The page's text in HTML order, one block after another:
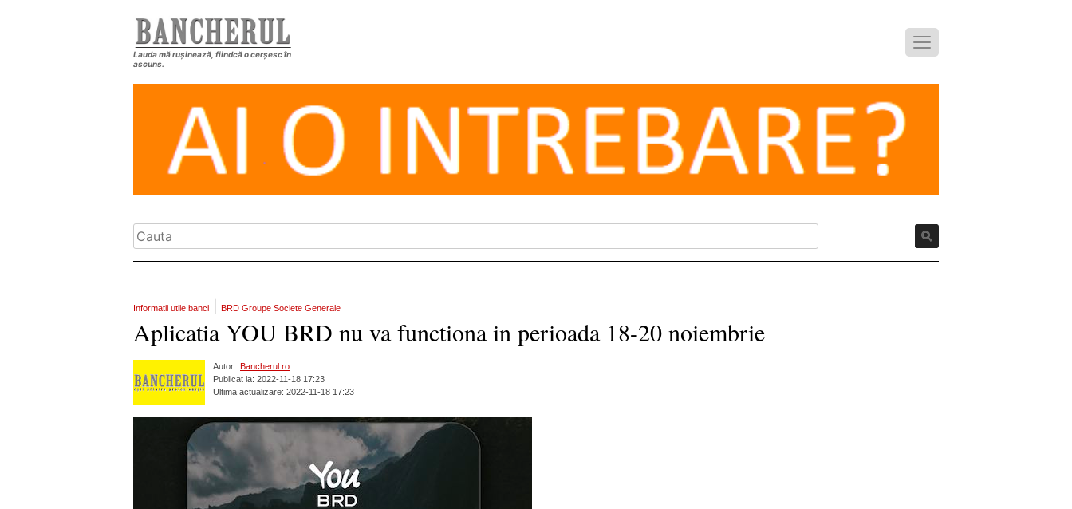
Lauda mă rușinează, fiindcă o cerșesc în
ascuns.
Informatii utile banci BRD Groupe Societe Generale
Aplicatia YOU BRD nu va functiona in perioada 18-20 noiembrie
Autor:
Bancherul.ro
Publicat la: 2022-11-18 17:23
Ultima actualizare: 2022-11-18 17:23